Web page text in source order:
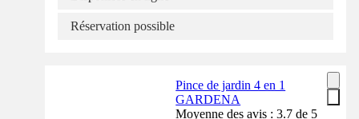
Réservation possible
Pince de jardin 4 en 1
GARDENA
Moyenne des avis : 3.7 de 5